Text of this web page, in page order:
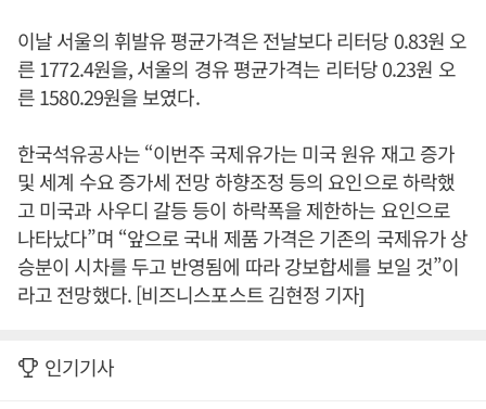
이날 서울의 휘발유 평균가격은 전날보다 리터당 0.83원 오
른 1772.4원을, 서울의 경유 평균가격는 리터당 0.23원 오
른 1580.29원을 보였다.
한국석유공사는 “이번주 국제유가는 미국 원유 재고 증가
및 세계 수요 증가세 전망 하향조정 등의 요인으로 하락했
고 미국과 사우디 갈등 등이 하락폭을 제한하는 요인으로
나타났다”며 “앞으로 국내 제품 가격은 기존의 국제유가 상
승분이 시차를 두고 반영됨에 따라 강보합세를 보일 것”이
라고 전망했다. [비즈니스포스트 김현정 기자]
인기기사